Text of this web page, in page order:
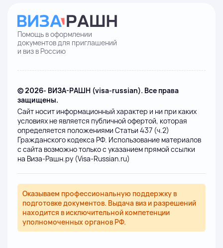
Помощь в оформлении
документов для приглашений
и виз в Россию
© 2026- ВИЗА-РАШН (visa-russian). Все права
защищены.
Сайт носит информационный характер и ни при каких
условиях не является публичной офертой, которая
определяется положениями Статьи 437 (ч.2)
Гражданского кодекса РФ. Использование материалов
с сайта возможно только с указанием прямой ссылки
на Виза-Рашн.ру (Visa-Russian.ru)
Оказываем профессиональную поддержку в
подготовке документов. Выдача виз и разрешений
находится в исключительной компетенции
уполномоченных органов РФ.